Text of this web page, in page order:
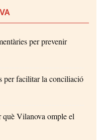
per prevenir
per facilitar la conciliació
què Vilanova omple el